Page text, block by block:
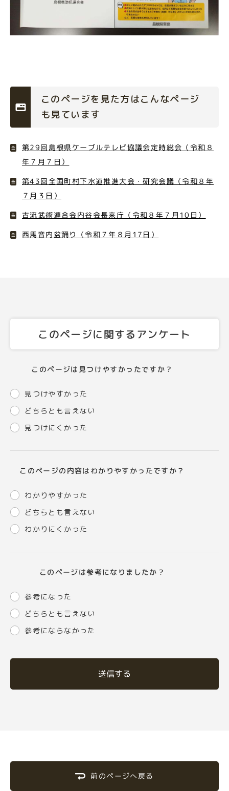
このページを見た方はこんなページ
も見ています
第29回島根県ケーブルテレビ協議会定時総会（令和８
年７月７日）
第43回全国町村下水道推進大会・研究会議（令和８年
７月３日）
古流武術連合会内谷会長来庁（令和８年７月10日）
西馬音内盆踊り（令和７年８月17日）
このページに関するアンケート
このページは見つけやすかったですか？
見つけやすかった
どちらとも言えない
見つけにくかった
このページの内容はわかりやすかったですか？
わかりやすかった
どちらとも言えない
わかりにくかった
このページは参考になりましたか？
参考になった
どちらとも言えない
参考にならなかった
送信する
前のページへ戻る